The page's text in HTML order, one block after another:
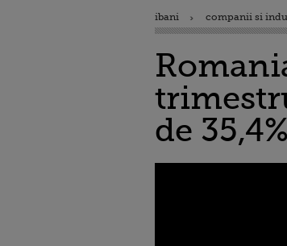
ibani companii si
de 35,4%